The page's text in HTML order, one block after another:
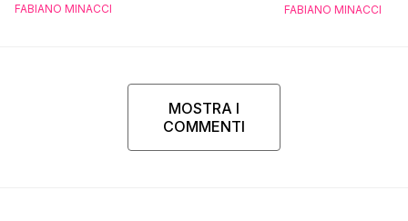
FABIANO MINACCI
Ferrero”
FABIANO MINACCI
MOSTRA I
COMMENTI